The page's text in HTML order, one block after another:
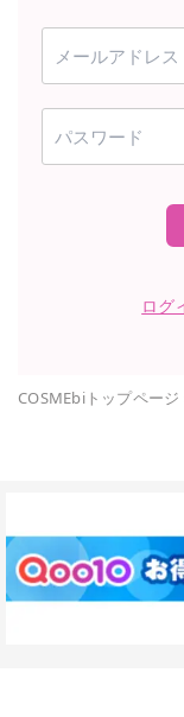
ログ
COSMEbiトップページ